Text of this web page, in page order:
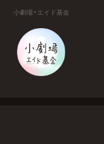
小劇場・エイド基金